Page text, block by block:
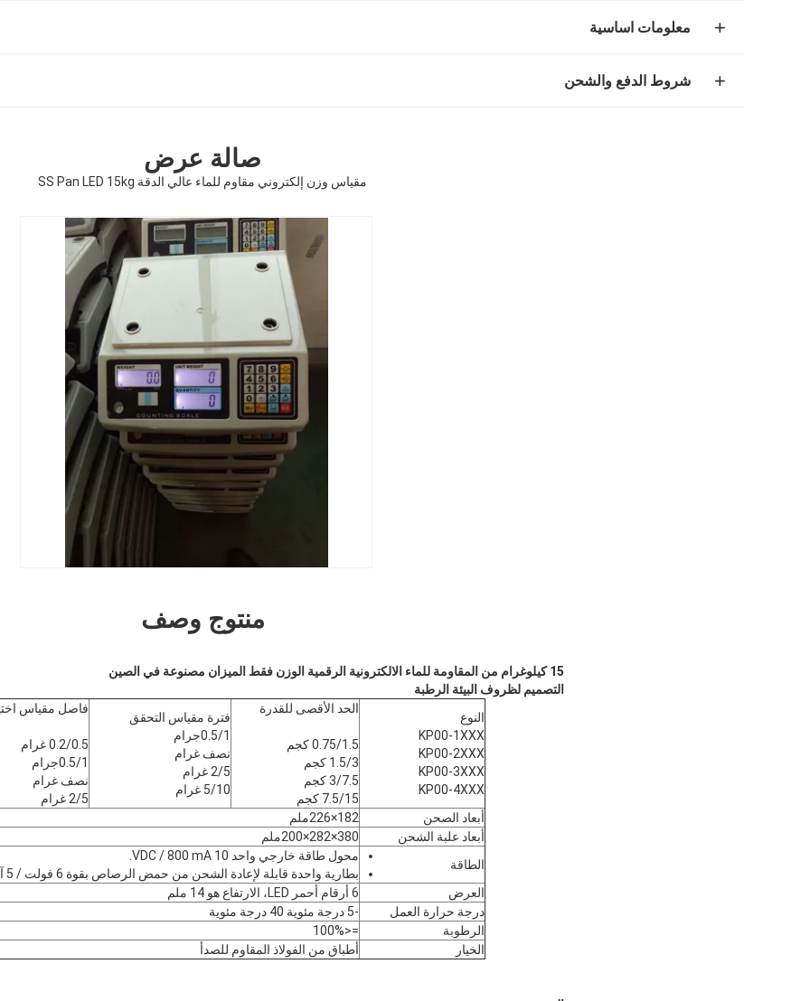
معلومات اساسية
شروط الدفع والشحن
صالة عرض
مقياس وزن إلكتروني مقاوم للماء عالي الدقة SS Pan LED 15kg
منتوج وصف
15 كيلوغرام من المقاومة للماء الالكترونية الرقمية الوزن فقط الميزان مصنوعة في الصين
التصميم لظروف البيئة الرطبة
النوع
KP00-1XXX
KP00-2XXX
KP00-3XXX
KP00-4XXX
الحد الأقصى للقدرة
0.75/1.5 كجم
1.5/3 كجم
3/7.5 كجم
7.5/15 كجم
فترة مقياس التحقق
0.5/1جرام
نصف غرام
2/5 غرام
5/10 غرام
فاصل مقياس
0.2/0.5 غرام
0.5/1جرام
نصف غرام
2/5 غرام
أبعاد الصحن
182×226ملم
أبعاد علبة الشحن
380×282×200ملم
الطاقة
محول طاقة خارجي واحد 10 VDC / 800 mA.
بطارية واحدة قابلة لإعادة الشحن من حمض الرصاص بقوة 6 فولت / 5 آه
العرض
6 أرقام أحمر LED، الارتفاع هو 14 ملم
درجة حرارة العمل
-5 درجة مئوية 40 درجة مئوية
الرطوبة
=<100%
الخيار
أطباق من الفولاذ المقاوم للصدأ